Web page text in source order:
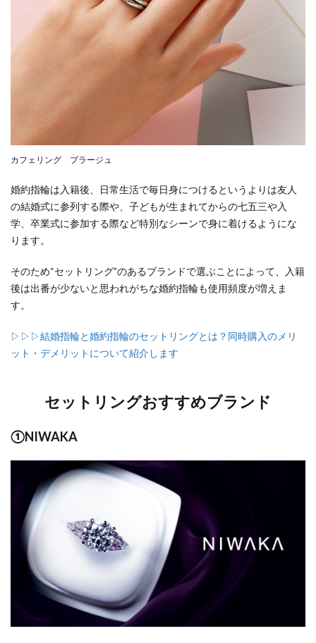
カフェリング プラージュ
婚約指輪は入籍後、日常生活で毎日身につけるというよりは友人
の結婚式に参列する際や、子どもが生まれてからの七五三や入
学、卒業式に参加する際など特別なシーンで身に着けるようにな
ります。
そのため“セットリング”のあるブランドで選ぶことによって、入籍
後は出番が少ないと思われがちな婚約指輪も使用頻度が増えま
す。
▷▷▷結婚指輪と婚約指輪のセットリングとは？同時購入のメリ
ット・デメリットについて紹介します
セットリングおすすめブランド
①NIWAKA